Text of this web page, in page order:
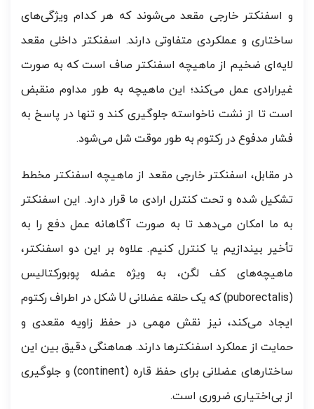
و اسفنکتر خارجی مقعد می‌شوند که هر کدام ویژگی‌های
ساختاری و عملکردی متفاوتی دارند. اسفنکتر داخلی مقعد
لایه‌ای ضخیم از ماهیچه اسفنکتر صاف است که به صورت
غیرارادی عمل می‌کند؛ این ماهیچه به طور مداوم منقبض
است تا از نشت ناخواسته جلوگیری کند و تنها در پاسخ به
فشار مدفوع در رکتوم به طور موقت شل می‌شود.
در مقابل، اسفنکتر خارجی مقعد از ماهیچه اسفنکتر مخطط
تشکیل شده و تحت کنترل ارادی ما قرار دارد. این اسفنکتر
به ما امکان می‌دهد تا به صورت آگاهانه عمل دفع را به
تأخیر بیندازیم یا کنترل کنیم. علاوه بر این دو اسفنکتر،
ماهیچه‌های کف لگن، به ویژه عضله پوبورکتالیس
(puborectalis) که یک حلقه عضلانی U شکل در اطراف رکتوم
ایجاد می‌کند، نیز نقش مهمی در حفظ زاویه مقعدی و
حمایت از عملکرد اسفنکترها دارند. هماهنگی دقیق بین این
ساختارهای عضلانی برای حفظ قاره (continent) و جلوگیری
از بی‌اختیاری ضروری است.